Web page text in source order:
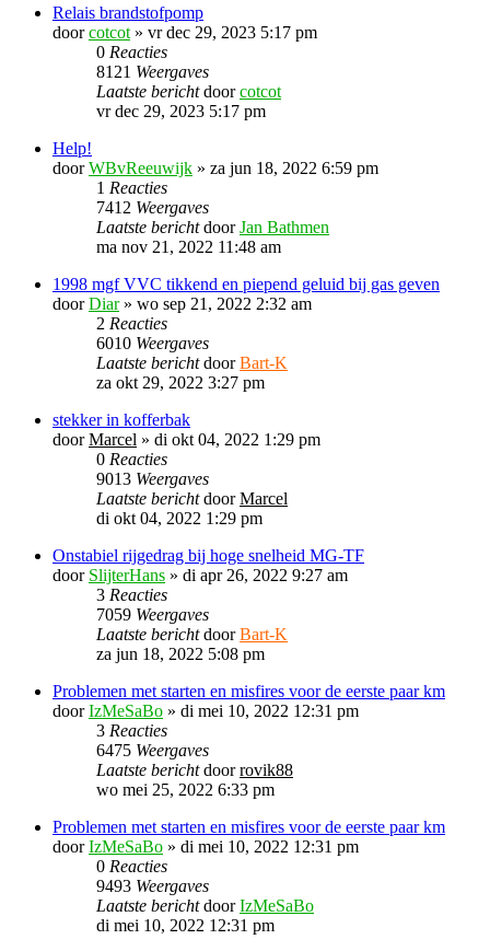
Relais brandstofpomp
doorcotcot » vr dec 29, 2023 5:17 pm
0 Reacties
8121 Weergaves
Laatste berichtdoorcotcot
vr dec 29, 2023 5:17 pm
Help!
doorWBvReeuwijk » za jun 18, 2022 6:59 pm
1 Reacties
7412 Weergaves
Laatste berichtdoorJan Bathmen
ma nov 21, 2022 11:48 am
1998 mgf VVC tikkend en piepend geluid bij gas geven
doorDiar» wo sep 21, 2022 2:32 am
2 Reacties
6010 Weergaves
Laatste berichtdoorBart-K
za okt 29, 2022 3:27 pm
stekker in kofferbak
doorMarcel » di okt 04, 2022 1:29 pm
0 Reacties
9013 Weergaves
Laatste berichtdoorMarcel
di okt 04, 2022 1:29 pm
Onstabiel rijgedrag bij hoge snelheid MG-TF
door SlijterHans » di apr 26, 2022 9:27 am
3 Reacties
7059 Weergaves
Laatste berichtdoorBart-K
za jun 18, 2022 5:08 pm
Problemen met starten en misfires voor de eerste paar km
doorIzMeSaBo » di mei 10, 2022 12:31 pm
3 Reacties
6475 Weergaves
Laatste berichtdoorrovik88
wo mei 25, 2022 6:33 pm
Problemen met starten en misfires voor de eerste paar km
doorIzMeSaBo » di mei 10, 2022 12:31 pm
0 Reacties
9493 Weergaves
Laatste berichtdoorIzMeSaBo
di mei 10, 2022 12:31 pm